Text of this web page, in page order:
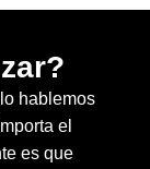
hablemos
el
es que